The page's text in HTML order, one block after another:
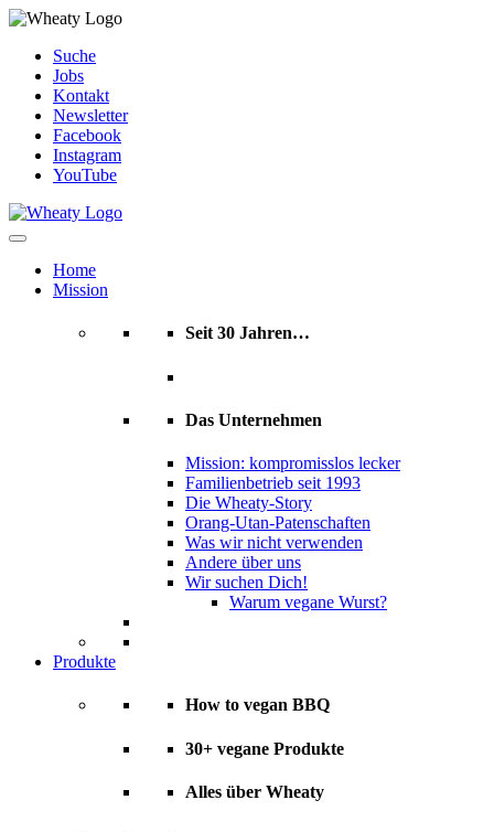
Skip
content
Suche
Jobs
Kontakt
Newsletter
Facebook
Instagram
YouTube
Home
Mission
Seit 30 Jahren…
Das Unternehmen
Mission: kompromisslos lecker
Familienbetrieb seit 1993
Die Wheaty-Story
Orang-Utan-Patenschaften
Was wir nicht verwenden
Andere über uns
Wir suchen Dich!
Warum vegane Wurst?
Produkte
How to vegan BBQ
30+ vegane Produkte
Alles über Wheaty